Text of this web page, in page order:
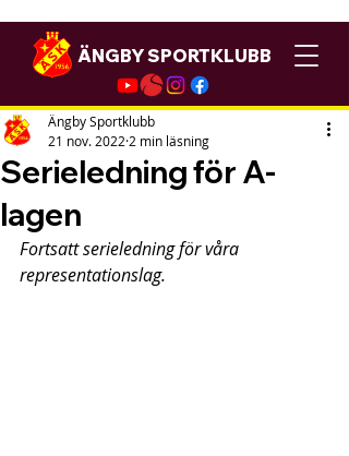
ÄNGBY SPORTKLUBB
Serieledning för A-
lagen
Ängby Sportklubb
21 nov. 2022 2 min läsning
Fortsatt serieledning för våra
representationslag.